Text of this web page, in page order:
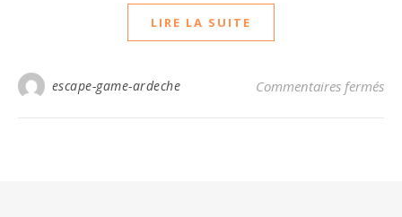
LIRE LA SUITE
escape-game-ardeche Commentaires fermés